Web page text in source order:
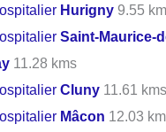
Hurigny 9.55
Saint-Maurice-
11.28 kms
Cluny 11.61 kms
Mâcon 12.03